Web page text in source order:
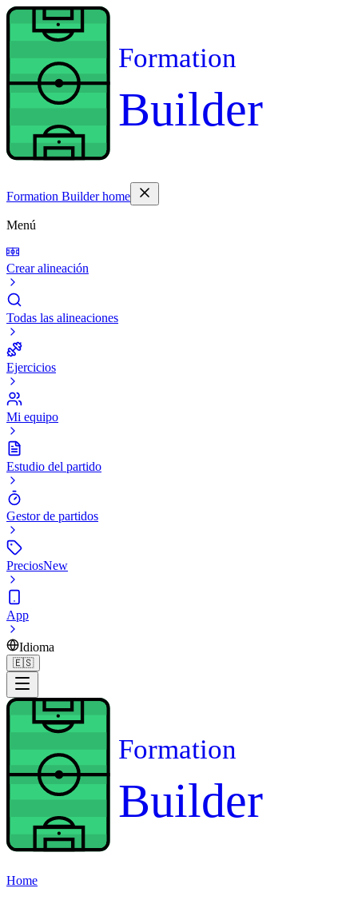
Formation
Builder
Formation Builder home
Menú
Crear alineación
Todas las alineaciones
Ejercicios
Mi equipo
Estudio del partido
Gestor de partidos
PreciosNew
App
Idioma
🇪🇸
Formation
Builder
Home